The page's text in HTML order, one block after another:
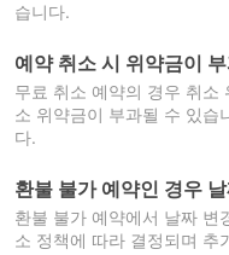
습니다.
예약 취소 시 위약금이
무료 취소 예약의 경우 취소
소 위약금이 부과될 수 있습
다.
환불 불가 예약인 경우
환불 불가 예약에서 날짜 변
소 정책에 따라 결정되며 추